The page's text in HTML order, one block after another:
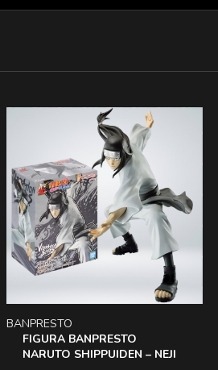
FIGURA BANPRESTO
NARUTO SHIPPUIDEN – NEJI
BANPRESTO